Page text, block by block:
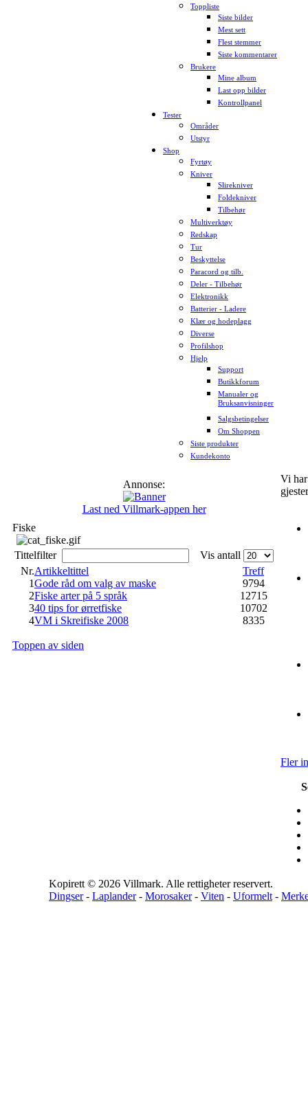
Toppliste
Siste bilder
Mest sett
Flest stemmer
Siste kommentarer
Brukere
Mine album
Last opp bilder
Kontrollpanel
Tester
Områder
Utstyr
Shop
Fyrtøy
Kniver
Slirekniver
Foldekniver
Tilbehør
Multiverktøy
Redskap
Tur
Beskyttelse
Paracord og tilb.
Deler - Tilbehør
Elektronikk
Batterier - Ladere
Klær og hodeplagg
Diverse
Profilshop
Hjelp
Support
Butikkforum
Manualer og
Bruksanvisninger
Salgsbetingelser
Om Shoppen
Siste produkter
Kundekonto
Annonse:
Last ned Villmark-appen her
Fiske
Tittelfilter
Vis antall
Nr.Artikkeltittel
Treff
1Gode råd om valg av maske
9794
2Fiske arter på 5 språk
12715
340 tips for ørretfiske
10702
4VM i Skreifiske 2008 8335
Toppen av siden
Vi
Fler
Kopirett © 2026 Villmark. Alle rettigheter reservert.
Dingser- Laplander- Morosaker- Viten - Uformelt -